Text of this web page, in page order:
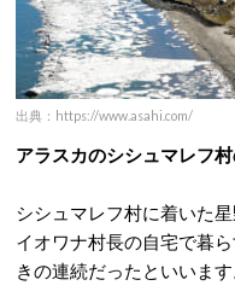
出典：https://www.asahi.com/
アラスカのシシュマレフ
シシュマレフ村に着いた
イオワナ村長の自宅で暮
きの連続だったといいます